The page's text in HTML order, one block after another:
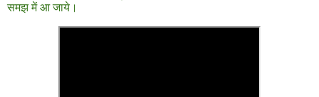
समझ में आ जाये।